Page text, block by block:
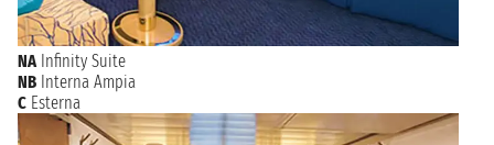
NA Infinity Suite
NB Interna Ampia
C Esterna